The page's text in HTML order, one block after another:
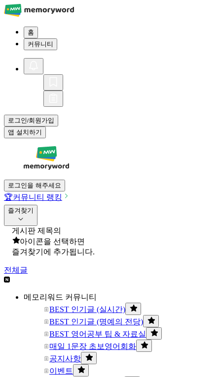
홈
커뮤니티
로그인/회원가입
앱 설치하기
로그인을 해주세요
🏆커뮤니티 랭킹
즐겨찾기
게시판 제목의
아이콘을 선택하면
즐겨찾기에 추가됩니다.
전체글
메모리워드 커뮤니티
BEST 인기글 (실시간)
BEST 인기글 (명예의 전당)
BEST 영어공부 팁 & 자료실
매일 1문장 초보영어회화
공지사항
이벤트